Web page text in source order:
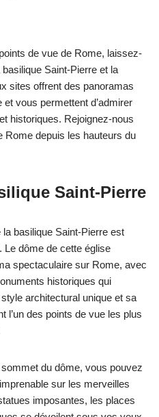
de vue de Rome, laissez-
Saint-Pierre et la
sites offrent des panoramas
vous permettent d’admirer
historiques. Rejoignez-nous
Rome depuis les hauteurs du
Saint-Pierre
basilique Saint-Pierre est
Le dôme de cette église
spectaculaire sur Rome, avec
historiques qui
architectural unique et sa
l’un des points de vue les plus
du dôme, vous pouvez
sur les merveilles
imposantes, les places